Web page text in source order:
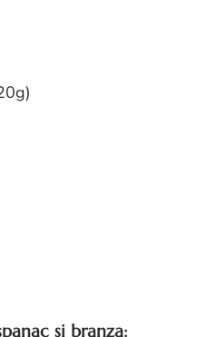
si branza: